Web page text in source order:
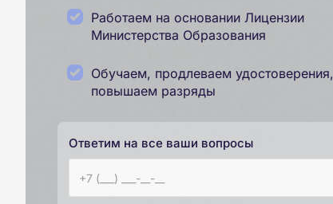
Работаем на основании Лицензии
Министерства Образования
Обучаем, продлеваем удостоверения,
повышаем разряды
Ответим на все ваши вопросы